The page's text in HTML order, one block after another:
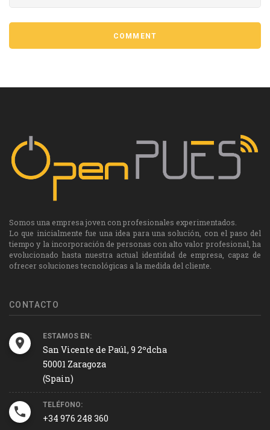
COMMENT
Somos una empresa joven con profesionales experimentados.
Lo que inicialmente fue una idea para una solución, con el paso del
tiempo y la incorporación de personas con alto valor profesional, ha
evolucionado hasta nuestra actual identidad de empresa, capaz de
ofrecer soluciones tecnológicas a la medida del cliente.
CONTACTO
ESTAMOS EN:
San Vicente de Paúl, 9 2ºdcha
50001 Zaragoza
(Spain)
TELÉFONO:
+34 976 248 360